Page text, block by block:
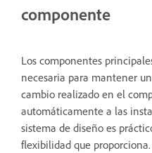
componente
Los componentes
necesaria para mantener
cambio realizado en el
automáticamente a las
sistema de diseño es
flexibilidad que